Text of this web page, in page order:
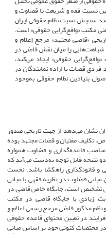
نسبت فقه و شریعت با قضاوت و
سنجش نسبت نظام حقوقی ایران
مکتب «واقع‌گرایی حقوقی» است.
«قاضی مجتهد» مرجع اِعلام و
شباهت‌هایی را میان نقش قاضی در
حقوقی» ایجاد می‌کند،
قضات با اراده نمایندگان در
بنیادین نظام حقوقی به‌وجود
نشان می‌دهد از جهت تاریخی صدور
‌‌تکلیف مفتیان و قضات مجتهد بوده
قاعده‌گذاری و قضاوت همواره
نتیجه قابل توجه به‌دست ‌می‌آید که
و قانونگذاری راهگشا باشد. نخست
قضاوت در نظریه فقهی با مبانی
تشخیص است، ‌‌جایگاه خاص قاضی در
زیادی با جایگاه قاضی در مکتب
نظم مذکور قاضی مرجع رسمی اِعلام و
در تعیین محتوای قاعده حقوقی
مختصات کنونی خود بر اساس مبانی